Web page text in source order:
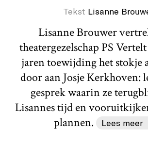
Tekst Lisanne
Lisanne Brouwer
theatergezelschap PS
jaren toewijding het stokje
door aan Josje Kerkhoven:
gesprek waarin ze
Lisannes tijd en
plannen.
Lees meer